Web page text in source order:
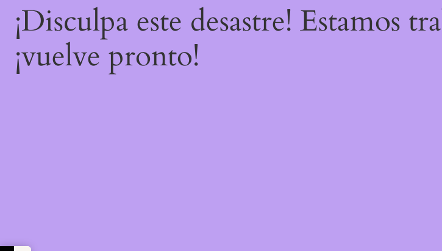
¡Disculpa este desastre! Estamos
¡vuelve pronto!